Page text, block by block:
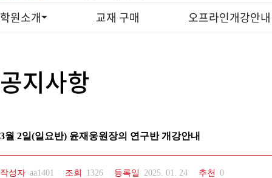
학원소개 교재 구매 오프라인개강안내
공지사항
3월 2일(일요반) 윤재웅원장의 연구반 개강안내
작성자 aa1401 조회 1326 등록일 2025. 01. 24 추천 0